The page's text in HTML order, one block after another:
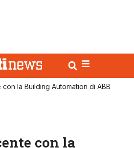
la Building Automation di ABB
con la